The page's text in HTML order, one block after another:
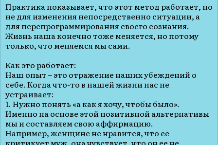
Практика показывает, что этот метод работает, но
не для изменения непосредственно ситуации, а
для перепрограммирования своего сознания.
Жизнь наша конечно тоже меняется, но потому
только, что меняемся мы сами.
Как это работает:
Наш опыт – это отражение наших убеждений о
себе. Когда что-то в нашей жизни нас не
устраивает:
1. Нужно понять «а как я хочу, чтобы было».
Именно на основе этой позитивной альтернативы
мы и составляем свою аффирмацию.
Например, женщине не нравится, что ее
критикует муж, она чувствует, что он ее не